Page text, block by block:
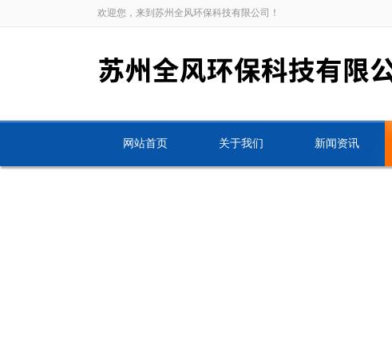
欢迎您，来到苏州全风环保科技有限公司！
网站首页 关于我们 新闻资讯